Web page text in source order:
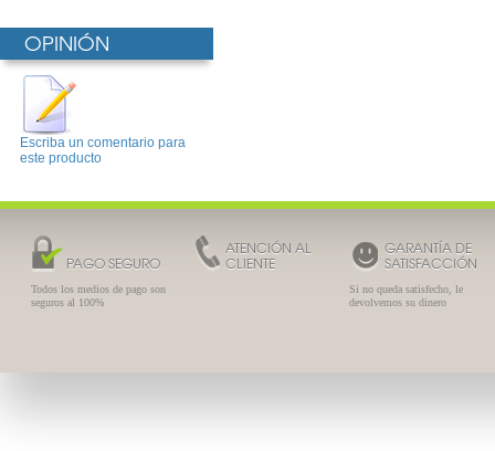
OPINIÓN
Escriba un comentario para
este producto
PAGO SEGURO
Todos los medios de pago son
seguros al 100%
ATENCIÓN AL
CLIENTE
GARANTÍA DE
SATISFACCIÓN
Si no queda satisfecho, le
devolvemos su dinero